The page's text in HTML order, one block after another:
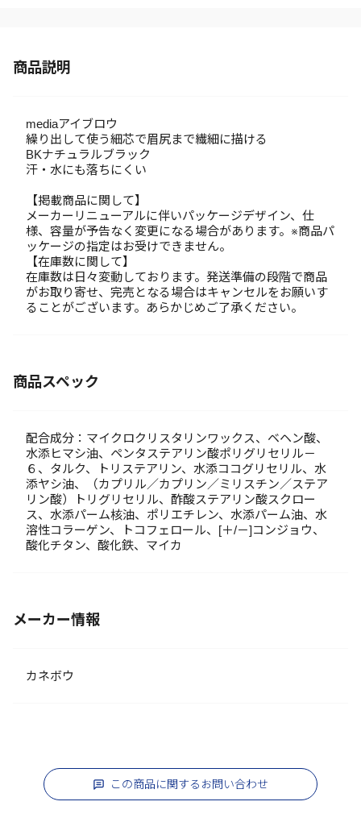
商品説明
mediaアイブロウ
繰り出して使う細芯で眉尻まで繊細に描ける
BKナチュラルブラック
汗・水にも落ちにくい
【掲載商品に関して】
メーカーリニューアルに伴いパッケージデザイン、仕
様、容量が予告なく変更になる場合があります。※商品パ
ッケージの指定はお受けできません。
【在庫数に関して】
在庫数は日々変動しております。発送準備の段階で商品
がお取り寄せ、完売となる場合はキャンセルをお願いす
ることがございます。あらかじめご了承ください。
商品スペック
配合成分：マイクロクリスタリンワックス、ベヘン酸、
水添ヒマシ油、ペンタステアリン酸ポリグリセリル－
６、タルク、トリステアリン、水添ココグリセリル、水
添ヤシ油、（カプリル／カプリン／ミリスチン／ステア
リン酸）トリグリセリル、酢酸ステアリン酸スクロー
ス、水添パーム核油、ポリエチレン、水添パーム油、水
溶性コラーゲン、トコフェロール、[＋/－]コンジョウ、
酸化チタン、酸化鉄、マイカ
メーカー情報
カネボウ
この商品に関するお問い合わせ